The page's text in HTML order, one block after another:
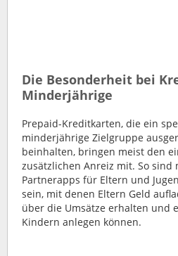
Die Besonderheit bei
Minderjährige
Prepaid-Kreditkarten, die ein
minderjährige Zielgruppe
beinhalten, bringen meist den
zusätzlichen Anreiz mit. So sind
Partnerapps für Eltern und
sein, mit denen Eltern Geld
über die Umsätze erhalten und
Kindern anlegen können.